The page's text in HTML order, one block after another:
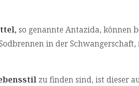
so genannte Antazida, können
in der
zu finden sind, ist dieser